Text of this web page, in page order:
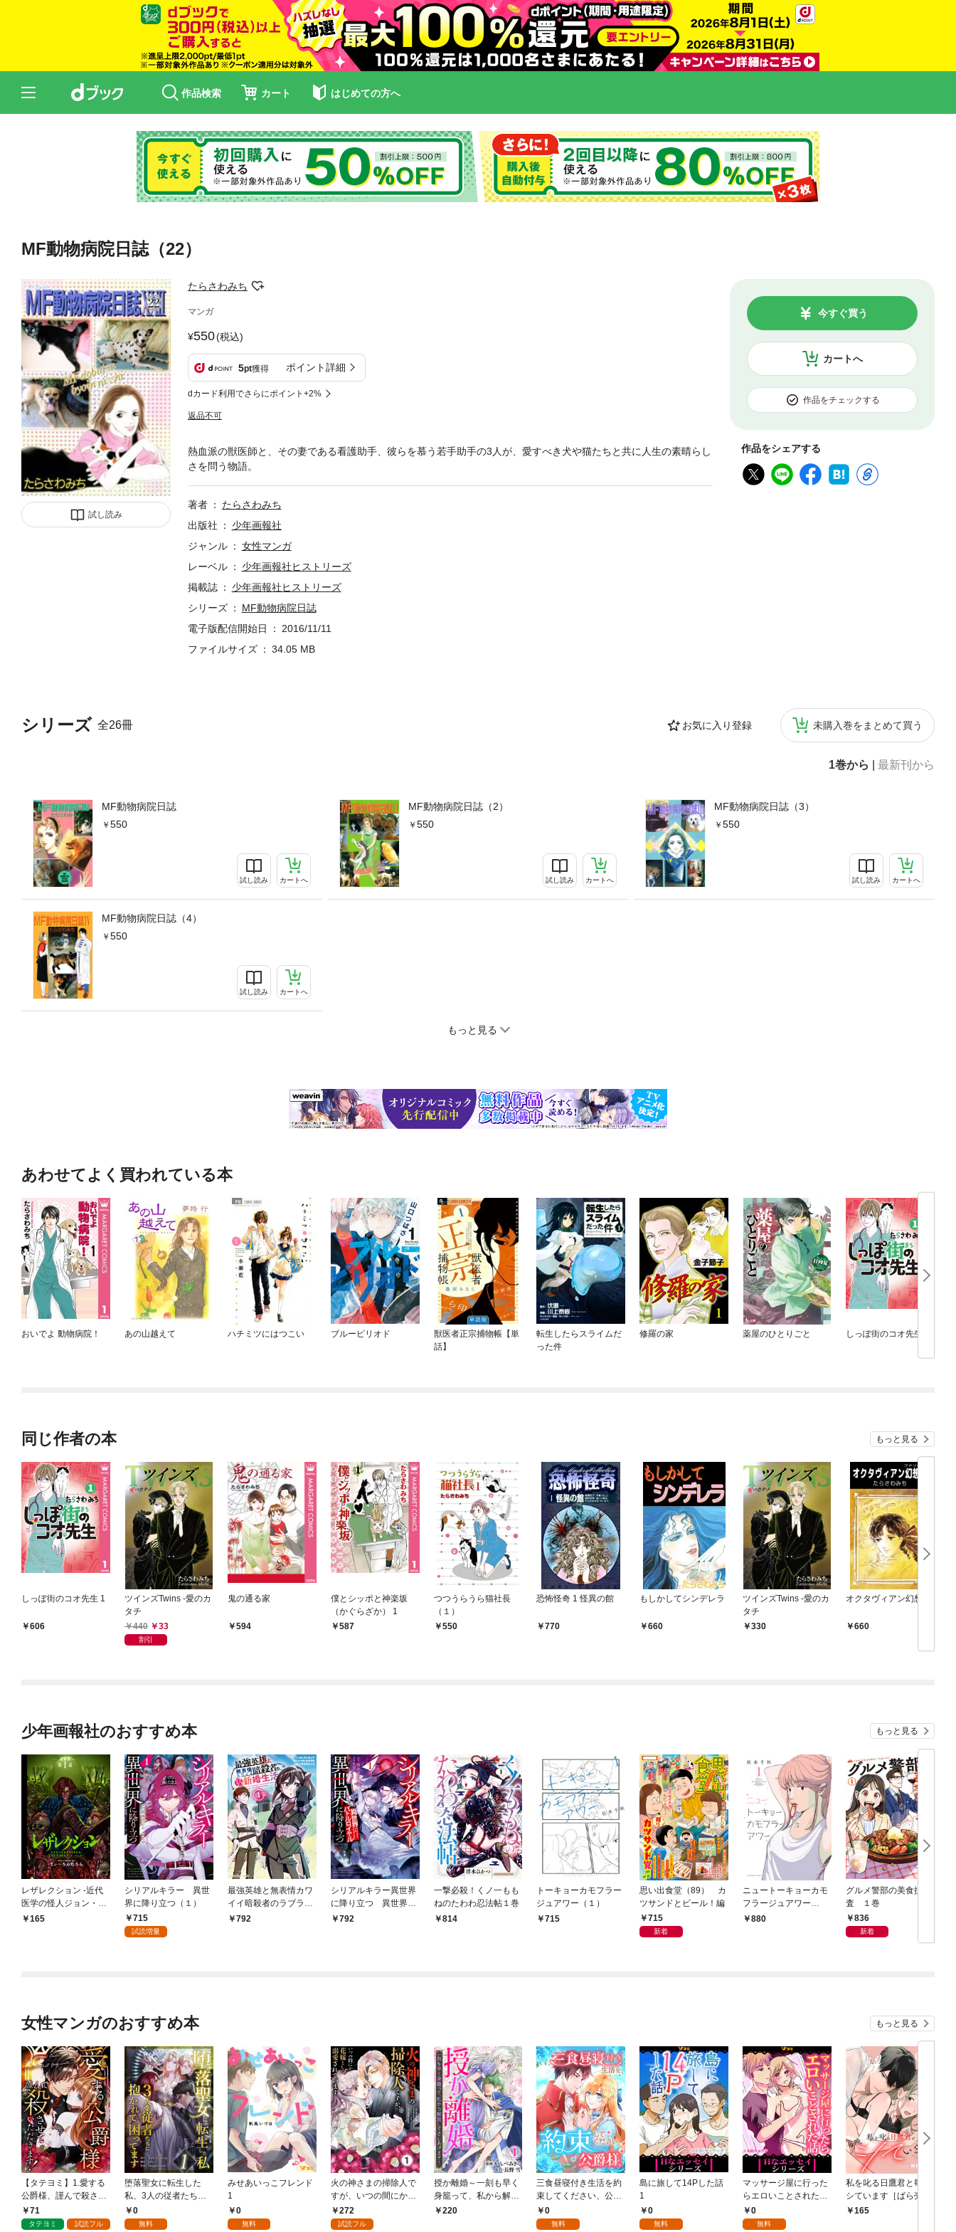
作品検索 カート はじめての方へ
MF動物病院日誌（22）
試し読み
たらさわみち
マンガ
550(税込)
5pt獲得 ポイント詳細
dカード利用でさらにポイント+2%
返品不可
カートへ
今すぐ買う
作品をチェックする
作品をシェアする
シリーズ 全26冊 お気に入り登録 未購入巻をまとめて買う
1巻から 最新刊から
MF動物病院日誌
550
試し読み カートへ
MF動物病院日誌（2）
550
試し読み カートへ
MF動物病院日誌（3）
550
試し読み カートへ
MF動物病院日誌（4）
550
試し読み カートへ
もっと見る
熱血派の獣医師と、その妻である看護助手、彼らを慕う若手助手の3人が、愛すべき犬や猫たちと共に人生の素晴らし
さを問う物語。
著者
たらさわみち
出版社
少年画報社
ジャンル
女性マンガ
レーベル
少年画報社ヒストリーズ
掲載誌
少年画報社ヒストリーズ
シリーズ
MF動物病院日誌
電子版配信開始日
2016/11/11
ファイルサイズ
34.05 MB
あわせてよく買われている本
おいでよ 動物病院！ あの山越えて ハチミツにはつこい ブルーピリオド
獣医者正宗捕物帳【単
話】
転生したらスライムだ
った件
修羅の家 薬屋のひとりごと しっぽ街のコオ先生
同じ作者の本 もっと見る
しっぽ街のコオ先生 1
606
ツインズTwins -愛のカ
タチ
440
33
割引
鬼の通る家
594
僕とシッポと神楽坂
（かぐらざか） 1
587
つつうらうら猫社長
（１）
550
恐怖怪奇 1 怪異の館
770
もしかしてシンデレラ
660
ツインズTwins -愛のカ
タチ
330
オクタヴィアン幻想曲
660
少年画報社のおすすめ本 もっと見る
レザレクション -近代
医学の怪人ジョン・ハ
ンター- 連載版 第1話
165
シリアルキラー 異世
界に降り立つ（１）
715
試読増量
最強英雄と無表情カワ
イイ暗殺者のラブラブ
新婚生活 １巻
792
シリアルキラー異世界
に降り立つ 異世界バ
トルロイヤル1巻
792
一撃必殺！くノ一もも
ねのたわわ忍法帖１巻
814
トーキョーカモフラー
ジュアワー（１）
715
思い出食堂（89） カ
ツサンドとビール！編
715
新着
ニュートーキョーカモ
フラージュアワー
（1）
880
グルメ警部の美食捜
査 １巻
836
新着
女性マンガのおすすめ本 もっと見る
【タテヨミ】1.愛する
公爵様、謹んで殺させ
ていただきます！
71
タテヨミ 試読フル
堕落聖女に転生した
私、3人の従者たちに
抱かれて困ってます 第
1話
0
無料
みせあいっこフレンド
1
0
無料
火の神さまの掃除人で
すが、いつの間にか花
嫁として溺愛されてい
ます【単話】（１）
272
試読フル
授か離婚～一刻も早く
身籠って、私から解放
してさしあげます！1
220
三食昼寝付き生活を約
束してください、公爵
様 1話
0
無料
島に旅して14Pした話
1
0
無料
マッサージ屋に行った
らエロいことされた話
1 0
無料
私を叱る日鷹君と毎晩
シています［ばら売
り］ 第1話
165